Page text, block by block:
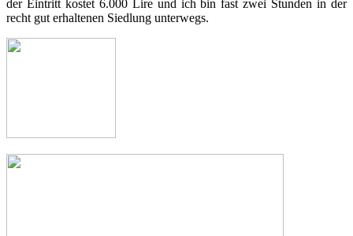
der Eintritt kostet 6.000 Lire und ich bin fast zwei Stunden in der
recht gut erhaltenen Siedlung unterwegs.